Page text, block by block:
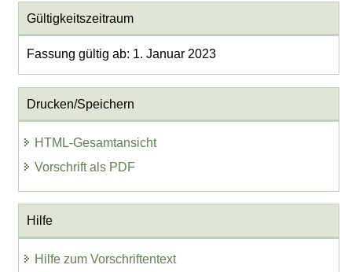
Gültigkeitszeitraum
Fassung gültig ab: 1. Januar 2023
Drucken/Speichern
HTML-Gesamtansicht
Vorschrift als PDF
Hilfe
Hilfe zum Vorschriftentext